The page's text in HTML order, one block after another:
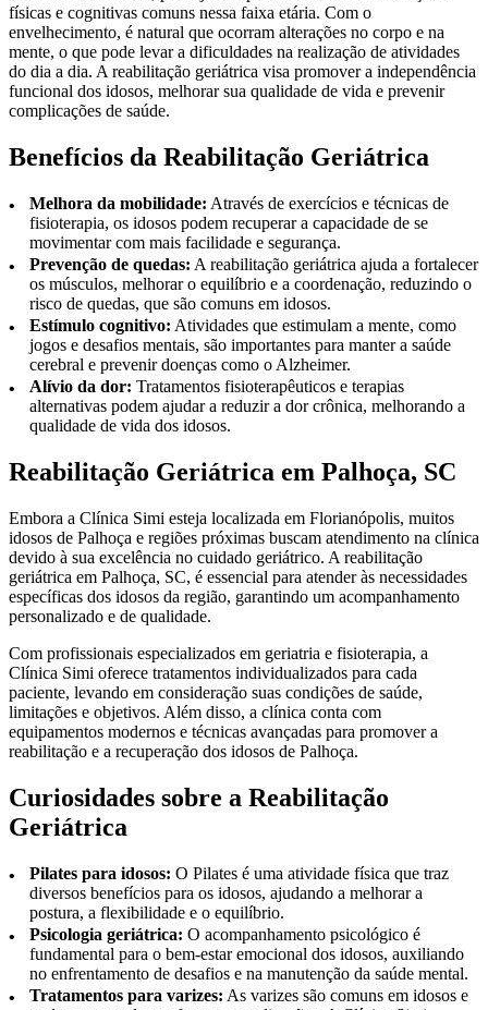
físicas e cognitivas comuns nessa faixa etária. Com o
envelhecimento, é natural que ocorram alterações no corpo e na
mente, o que pode levar a dificuldades na realização de atividades
do dia a dia. A reabilitação geriátrica visa promover a independência
funcional dos idosos, melhorar sua qualidade de vida e prevenir
complicações de saúde.
Benefícios da Reabilitação Geriátrica
Melhora da mobilidade: Através de exercícios e técnicas de
fisioterapia, os idosos podem recuperar a capacidade de se
movimentar com mais facilidade e segurança.
Prevenção de quedas: A reabilitação geriátrica ajuda a fortalecer
os músculos, melhorar o equilíbrio e a coordenação, reduzindo o
risco de quedas, que são comuns em idosos.
Estímulo cognitivo: Atividades que estimulam a mente, como
jogos e desafios mentais, são importantes para manter a saúde
cerebral e prevenir doenças como o Alzheimer.
Alívio da dor: Tratamentos fisioterapêuticos e terapias
alternativas podem ajudar a reduzir a dor crônica, melhorando a
qualidade de vida dos idosos.
Reabilitação Geriátrica em Palhoça, SC
Embora a Clínica Simi esteja localizada em Florianópolis, muitos
idosos de Palhoça e regiões próximas buscam atendimento na clínica
devido à sua excelência no cuidado geriátrico. A reabilitação
geriátrica em Palhoça, SC, é essencial para atender às necessidades
específicas dos idosos da região, garantindo um acompanhamento
personalizado e de qualidade.
Com profissionais especializados em geriatria e fisioterapia, a
Clínica Simi oferece tratamentos individualizados para cada
paciente, levando em consideração suas condições de saúde,
limitações e objetivos. Além disso, a clínica conta com
equipamentos modernos e técnicas avançadas para promover a
reabilitação e a recuperação dos idosos de Palhoça.
Curiosidades sobre a Reabilitação
Geriátrica
Pilates para idosos: O Pilates é uma atividade física que traz
diversos benefícios para os idosos, ajudando a melhorar a
postura, a flexibilidade e o equilíbrio.
Psicologia geriátrica: O acompanhamento psicológico é
fundamental para o bem-estar emocional dos idosos, auxiliando
no enfrentamento de desafios e na manutenção da saúde mental.
Tratamentos para varizes: As varizes são comuns em idosos e